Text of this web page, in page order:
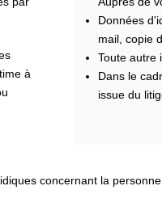
à
Données
mail, copie
Toute autre
Dans le
issue du
concernant la